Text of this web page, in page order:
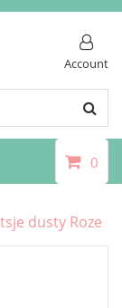
Account
0
dusty Roze